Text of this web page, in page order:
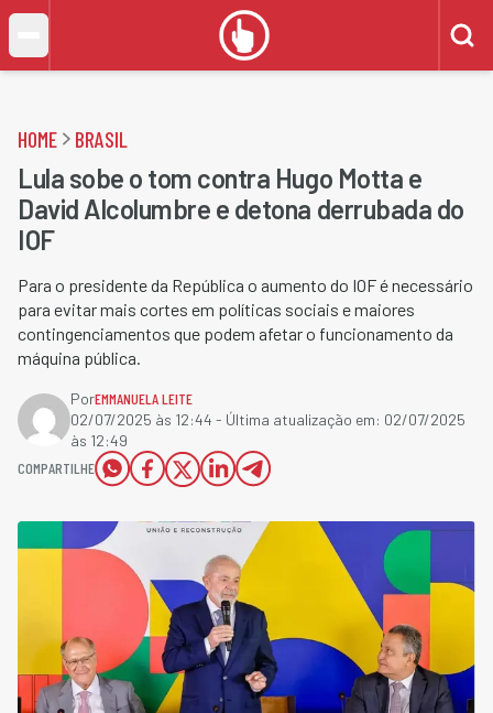
HOME BRASIL
Lula sobe o tom contra Hugo Motta e
David Alcolumbre e detona derrubada do
IOF
Para o presidente da República o aumento do IOF é necessário
para evitar mais cortes em políticas sociais e maiores
contingenciamentos que podem afetar o funcionamento da
máquina pública.
PorEMMANUELA LEITE
02/07/2025 às 12:44 - Última atualização em: 02/07/2025
às 12:49
COMPARTILHE